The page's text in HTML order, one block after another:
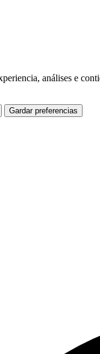
análises e
Gardar preferencias